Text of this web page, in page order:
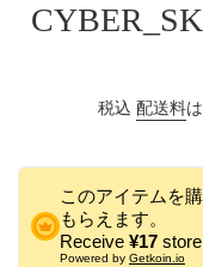
税込 配送料
このアイテムを購
もらえます。
Receive ¥17
Powered by Getkoin.io